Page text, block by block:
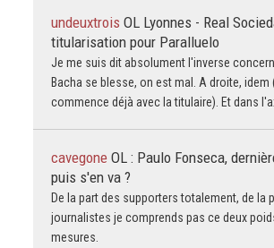
undeuxtrois OL Lyonnes - Real
titularisation pour Paralluelo
Je me suis dit absolument l'inverse
Bacha se blesse, on est mal. A droite, idem
commence déjà avec la titulaire). Et dans
cavegone OL : Paulo Fonseca,
puis s'en va ?
De la part des supporters totalement, de la
journalistes je comprends pas ce deux
mesures.